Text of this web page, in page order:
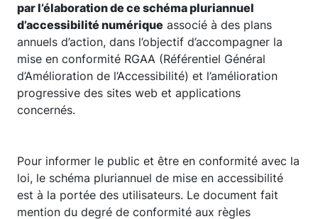
par l’élaboration de ce schéma pluriannuel
d’accessibilité numérique associé à des plans
annuels d’action, dans l’objectif d’accompagner la
mise en conformité RGAA (Référentiel Général
d’Amélioration de l’Accessibilité) et l’amélioration
progressive des sites web et applications
concernés.
Pour informer le public et être en conformité avec la
loi, le schéma pluriannuel de mise en accessibilité
est à la portée des utilisateurs. Le document fait
mention du degré de conformité aux règles